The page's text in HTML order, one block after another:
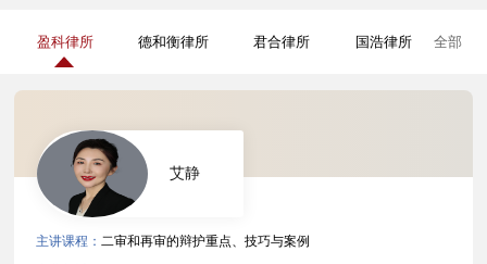
盈科律所 德和衡律所 君合律所 国浩律所 全部
主讲课程：二审和再审的辩护重点、技巧与案例
艾静